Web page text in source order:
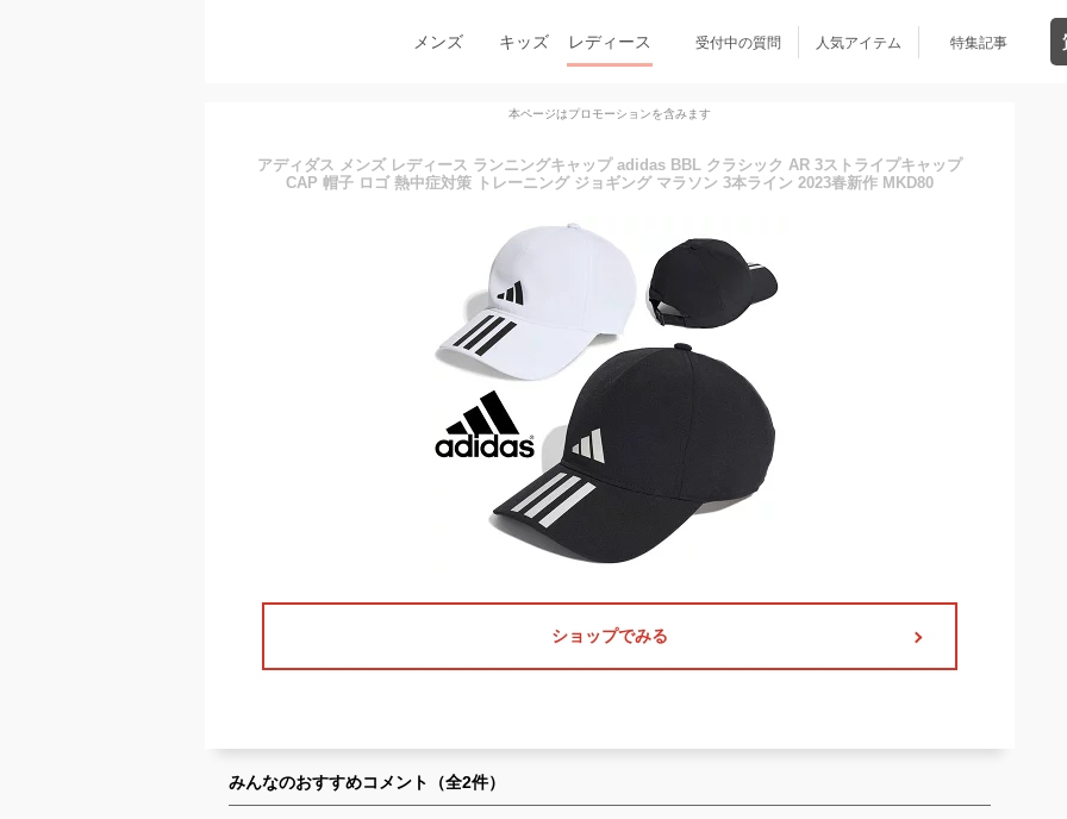
メンズ キッズ レディース 受付中の質問 人気アイテム 特集記事
本ページはプロモーションを含みます
アディダス メンズ レディース ランニングキャップ adidas BBL クラシック AR 3ストライプキャップ
CAP 帽子 ロゴ 熱中症対策 トレーニング ジョギング マラソン 3本ライン 2023春新作 MKD80
ショップでみる
みんなのおすすめコメント（全2件）